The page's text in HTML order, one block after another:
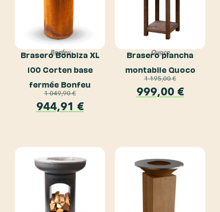
Bonfeu
Brasero Bonbiza XL
100 Corten base
fermée Bonfeu
1 049,90€
944,91 €
Quoco
Brasero plancha
montabile Quoco
1 195,00€
999,00 €